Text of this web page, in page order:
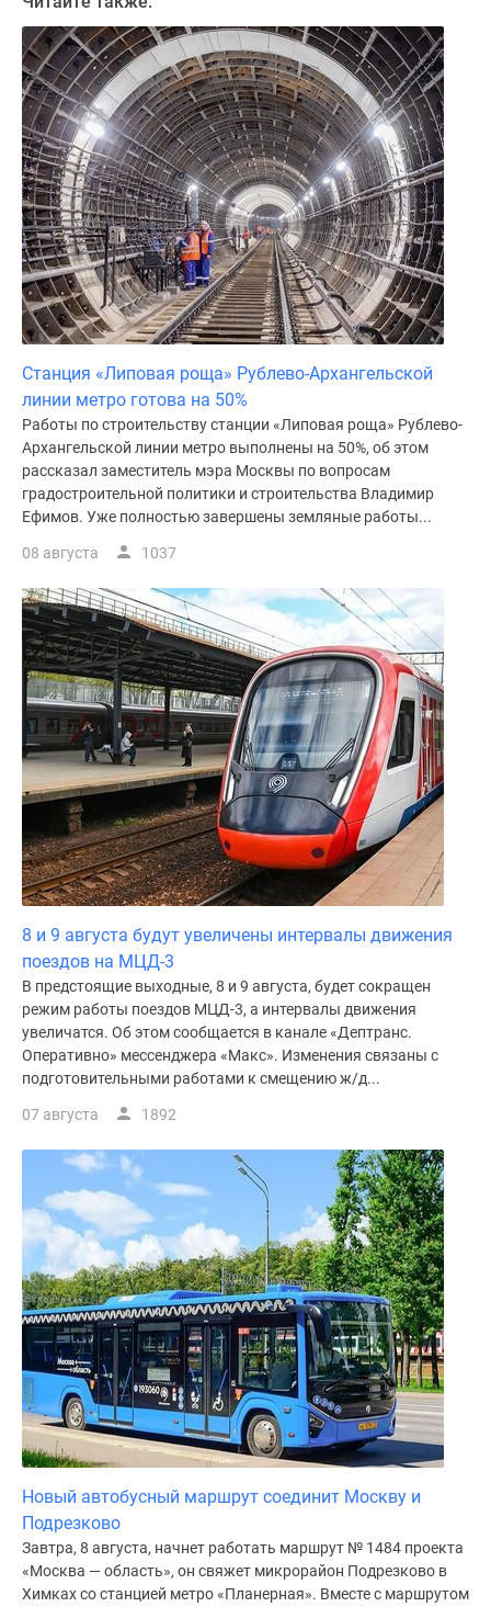
коттеджи
Коттеджные
поселки
Новой
Москве
Готовые
коттеджные
поселки
Строящиеся
коттеджные
Коттеджные
поселки
лесу
Коттеджные
поселки
водоема
Коттеджные
поселки
ипотеку
Бизнес-
центры
Коттеджи
Скидки
акции
Макс
Станция «Липовая роща» Рублево-Архангельской
линии метро готова на 50%
Работы по строительству станции «Липовая роща» Рублево-
Архангельской линии метро выполнены на 50%, об этом
рассказал заместитель мэра Москвы по вопросам
градостроительной политики и строительства Владимир
Ефимов. Уже полностью завершены земляные работы...
08 августа 1037
8 и 9 августа будут увеличены интервалы движения
поездов на МЦД-3
В предстоящие выходные, 8 и 9 августа, будет сокращен
режим работы поездов МЦД-3, а интервалы движения
увеличатся. Об этом сообщается в канале «Дептранс.
Оперативно» мессенджера «Макс». Изменения связаны с
подготовительными работами к смещению ж/д...
07 августа 1892
Новый автобусный маршрут соединит Москву и
Подрезково
Завтра, 8 августа, начнет работать маршрут № 1484 проекта
«Москва — область», он свяжет микрорайон Подрезково в
Химках со станцией метро «Планерная». Вместе с маршрутом